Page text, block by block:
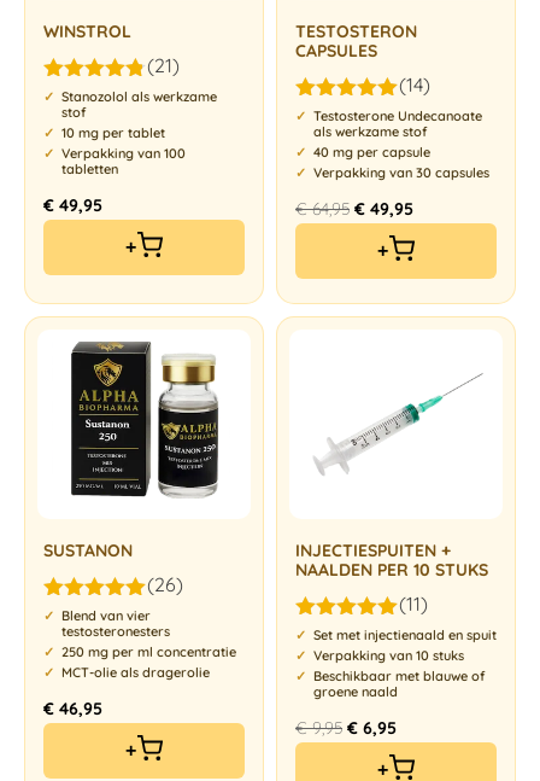
WINSTROL
Gewaardeerd
4.76uit 5
(21)
Stanozolol als werkzame
stof
10 mg per tablet
Verpakking van 100
tabletten
€ 49,95
+
TESTOSTERON
CAPSULES
Gewaardeerd
5.00uit 5
(14)
Testosterone Undecanoate
als werkzame stof
40 mg per capsule
Verpakking van 30 capsules
€64,95 € 49,95
+
SUSTANON
Gewaardeerd
4.96uit 5
(26)
Blend van vier
testosteronesters
250 mg per ml concentratie
MCT-olie als dragerolie
€ 46,95
+
INJECTIESPUITEN +
NAALDEN PER 10 STUKS
Gewaardeerd
5.00uit 5
(11)
Set met injectienaald en spuit
Verpakking van 10 stuks
Beschikbaar met blauwe of
groene naald
€9,95 € 6,95
+